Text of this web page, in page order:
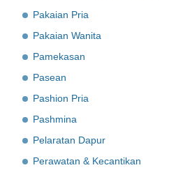
Pakaian Pria
Pakaian Wanita
Pamekasan
Pasean
Pashion Pria
Pashmina
Pelaratan Dapur
Perawatan & Kecantikan